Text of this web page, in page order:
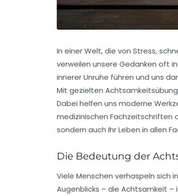
In einer Welt, die von Stress,
verweilen unsere Gedanken oft
innerer Unruhe führen und uns
Mit gezielten
Dabei helfen uns moderne
medizinischen Fachzeitschriften
sondern auch Ihr Leben in allen
Die Bedeutung der
Viele Menschen verhaspeln sich
Augenblicks – die Achtsamkeit